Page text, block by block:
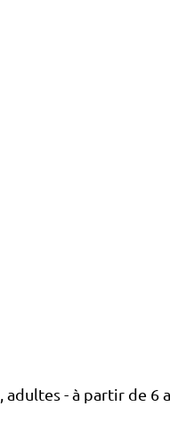
- à partir de 6